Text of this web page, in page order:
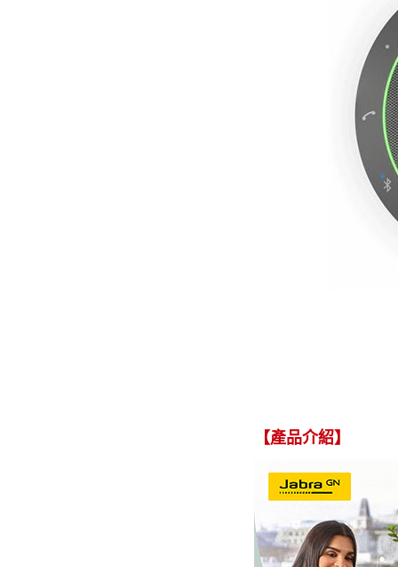
【產品介紹】